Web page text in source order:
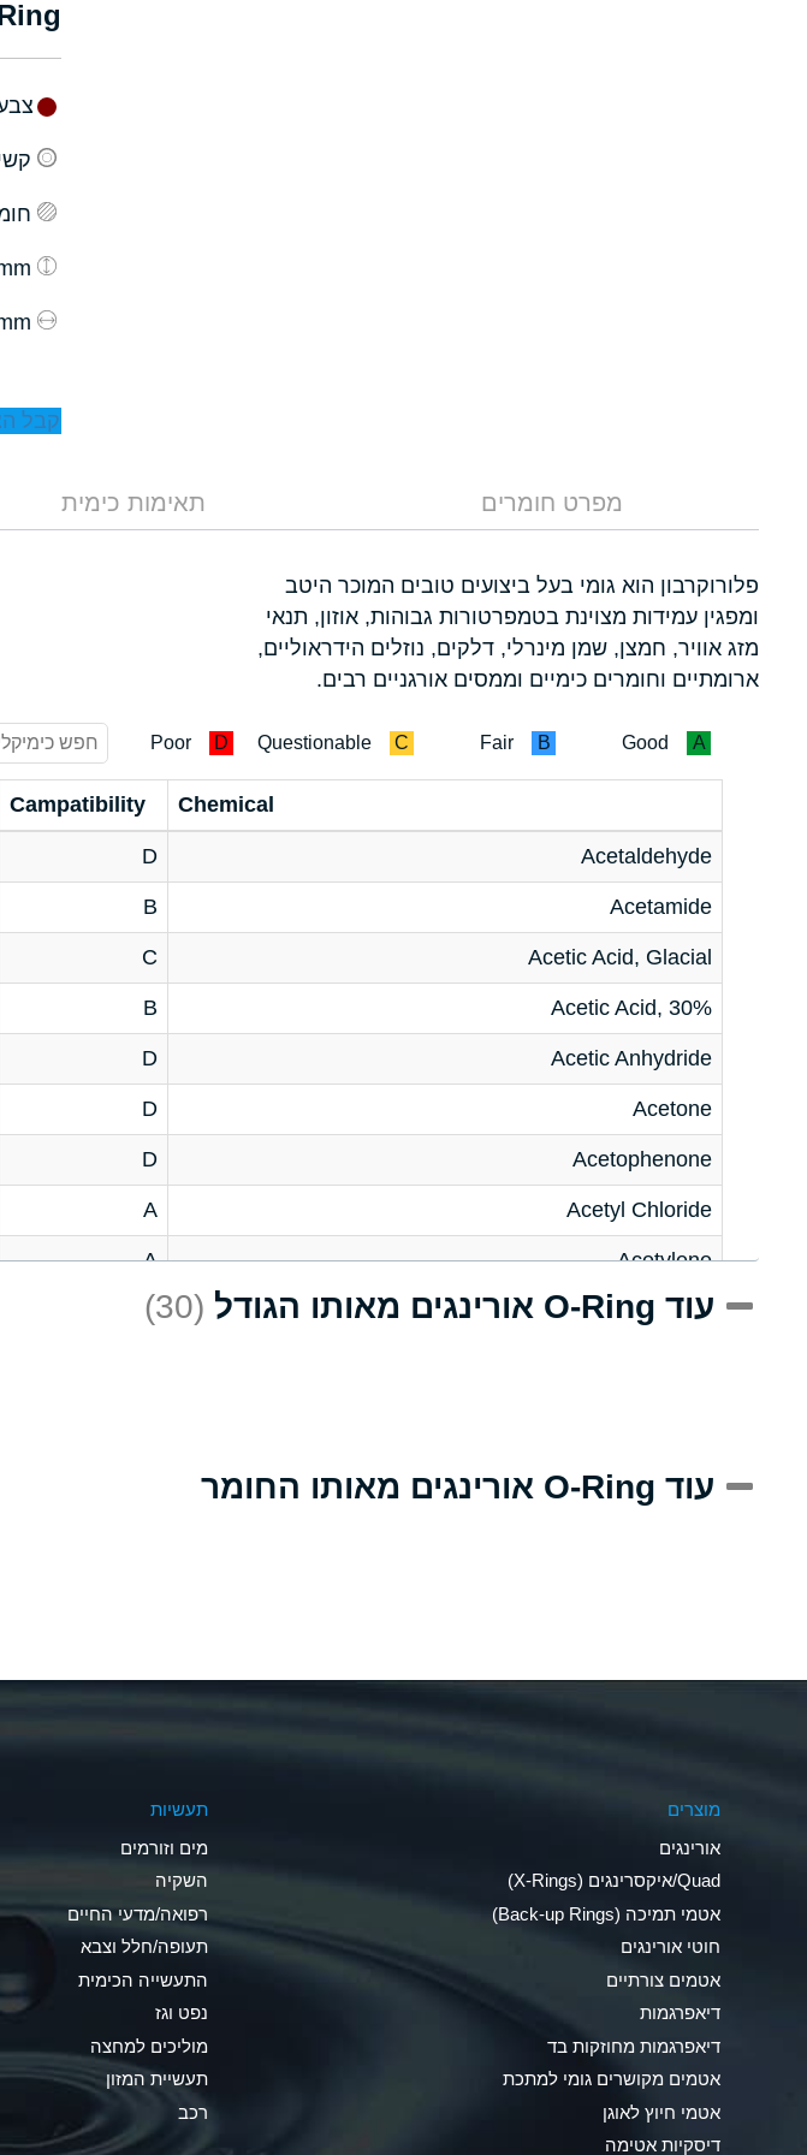
קבל
מפרט חומרים תאימות כימית
פלורוקרבון הוא גומי בעל ביצועים טובים המוכר היטב
ומפגין עמידות מצוינת בטמפרטורות גבוהות, אוזון, תנאי
מזג אוויר, חמצן, שמן מינרלי, דלקים, נוזלים הידראוליים,
ארומתיים וחומרים כימיים וממסים אורגניים רבים.
A
Good
B
Fair
C
Questionable
D
Poor
Chemical
Campatibility
Acetaldehyde
D
Acetamide
B
Acetic Acid, Glacial
C
Acetic Acid, 30%
B
Acetic Anhydride
D
Acetone
D
Acetophenone
D
Acetyl Chloride
A
Acetylene
A
Acrlylonitrile
C
Aluminum Acetate (Aqueous)
Ammonia Anhydrous
D
Ammonia Gas (hot)
D
Ammonium Carbonate (Aqueous)
Ammonium Chloride (Aqueous)
A
Ammonium Hydroxide (conc.)
B
Ammonium Nitrate (Aqueous)
עוד O-Ring אורינגים מאותו הגודל (30)
עוד O-Ring אורינגים מאותו החומר
מוצרים
אורינגים
Quad/איקסרינגים (X-Rings)
אטמי תמיכה (Back-up Rings)
חוטי אורינגים
אטמים צורתיים
דיאפרגמות
דיאפרגמות מחוזקות בד
אטמים מקושרים גומי למתכת
אטמי חיוץ לאוגן
דיסקיות אטימה
תעשיות
מים וזורמים
השקיה
רפואה/מדעי החיים
תעופה/חלל וצבא
התעשייה הכימית
נפט וגז
מוליכים למחצה
תעשיית המזון
רכב